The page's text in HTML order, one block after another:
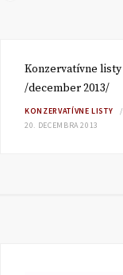
Konzervatívne listy
/december 2013/
KONZERVATÍVNE LISTY
20. DECEMBRA 2013